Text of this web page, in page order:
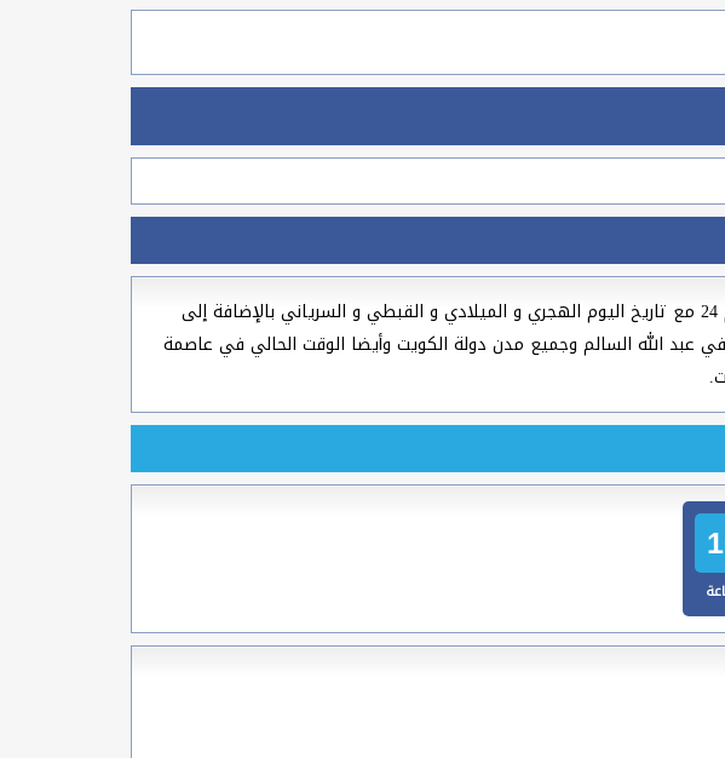
( Time Now In Abdullah Al-Salem ) بنظام 24 مع تاريخ اليوم الهجري و الميلادي و القبطي و السرياني بالإضافة إلى
والبلدان العربية والعالمية وعواصم ومدن العالم لسنة 2026، الوقت الآن في عبد الله السالم وجميع مدن دولة الكويت وأيضا الوقت الحالي في عاصمة